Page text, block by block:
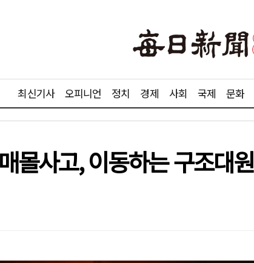
최신기사 오피니언 정치 경제 사회 국제 문화
몰사고, 이동하는 구조대원